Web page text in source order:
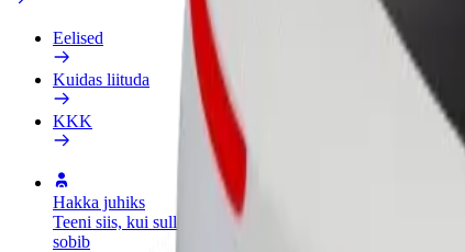
Eelised
Kuidas liituda
KKK
Hakka juhiks
Teeni siis, kui sulle
sobib
Hakka kulleriks
Toimeta tellimused kohale ja teeni